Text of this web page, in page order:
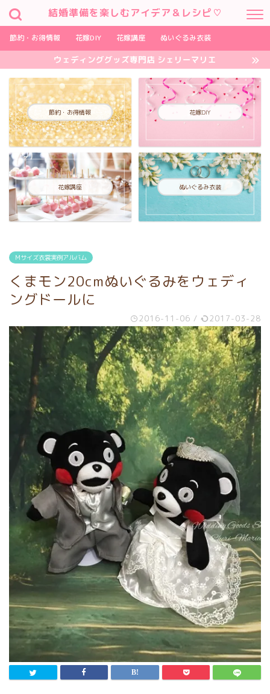
結婚準備を楽しむアイデア＆レシピ♡
節約・お得情報 花嫁DIY 花嫁講座 ぬいぐるみ衣装
ウェディンググッズ専門店 シェリーマリエ
節約・お得情報 花嫁DIY
花嫁講座 ぬいぐるみ衣装
Mサイズ衣裳実例アルバム
くまモン20cmぬいぐるみをウェディ
ングドールに
2016-11-06 / 2017-03-28